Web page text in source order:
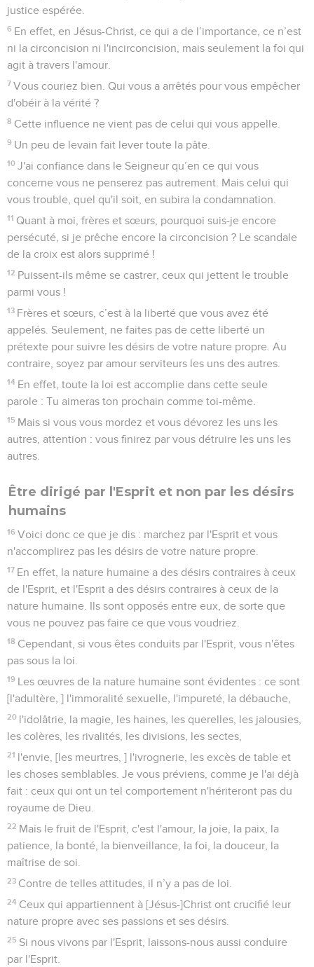
justice espérée.
6 En effet, en Jésus-Christ, ce qui a de l’importance, ce n’est
ni la circoncision ni l'incirconcision, mais seulement la foi qui
agit à travers l'amour.
7 Vous couriez bien. Qui vous a arrêtés pour vous empêcher
d'obéir à la vérité ?
8 Cette influence ne vient pas de celui qui vous appelle.
9 Un peu de levain fait lever toute la pâte.
10 J'ai confiance dans le Seigneur qu’en ce qui vous
concerne vous ne penserez pas autrement. Mais celui qui
vous trouble, quel qu'il soit, en subira la condamnation.
11 Quant à moi, frères et sœurs, pourquoi suis-je encore
persécuté, si je prêche encore la circoncision ? Le scandale
de la croix est alors supprimé !
12 Puissent-ils même se castrer, ceux qui jettent le trouble
parmi vous !
13 Frères et sœurs, c’est à la liberté que vous avez été
appelés. Seulement, ne faites pas de cette liberté un
prétexte pour suivre les désirs de votre nature propre. Au
contraire, soyez par amour serviteurs les uns des autres.
14 En effet, toute la loi est accomplie dans cette seule
parole : Tu aimeras ton prochain comme toi-même.
15 Mais si vous vous mordez et vous dévorez les uns les
autres, attention : vous finirez par vous détruire les uns les
autres.
Être dirigé par l'Esprit et non par les désirs
humains
16 Voici donc ce que je dis : marchez par l'Esprit et vous
n'accomplirez pas les désirs de votre nature propre.
17 En effet, la nature humaine a des désirs contraires à ceux
de l'Esprit, et l'Esprit a des désirs contraires à ceux de la
nature humaine. Ils sont opposés entre eux, de sorte que
vous ne pouvez pas faire ce que vous voudriez.
18 Cependant, si vous êtes conduits par l'Esprit, vous n'êtes
pas sous la loi.
19 Les œuvres de la nature humaine sont évidentes : ce sont
[l'adultère, ] l'immoralité sexuelle, l'impureté, la débauche,
20 l'idolâtrie, la magie, les haines, les querelles, les jalousies,
les colères, les rivalités, les divisions, les sectes,
21 l'envie, [les meurtres, ] l'ivrognerie, les excès de table et
les choses semblables. Je vous préviens, comme je l'ai déjà
fait : ceux qui ont un tel comportement n'hériteront pas du
royaume de Dieu.
22 Mais le fruit de l'Esprit, c'est l'amour, la joie, la paix, la
patience, la bonté, la bienveillance, la foi, la douceur, la
maîtrise de soi.
23 Contre de telles attitudes, il n’y a pas de loi.
24 Ceux qui appartiennent à [Jésus-]Christ ont crucifié leur
nature propre avec ses passions et ses désirs.
25 Si nous vivons par l'Esprit, laissons-nous aussi conduire
par l'Esprit.